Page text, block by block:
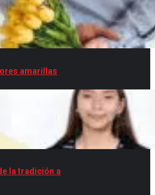
amarillas
la tradición a